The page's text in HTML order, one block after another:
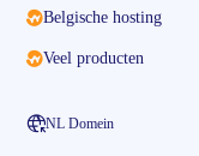
Belgische hosting
Veel producten
NL Domein